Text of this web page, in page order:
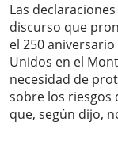
Las
discurso que
el 250
Unidos en el
necesidad de
sobre los riesgos
que, según dijo,